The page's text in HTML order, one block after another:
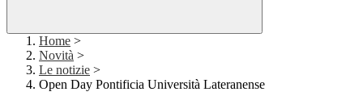
Home >
Novità >
Le notizie >
Open Day Pontificia Università Lateranense